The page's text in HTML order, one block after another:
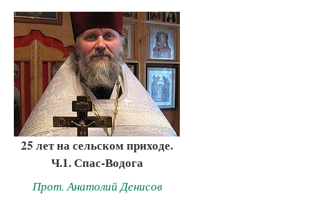
25 лет на сельском приходе.
Ч.1. Спас-Водога
Прот. Анатолий Денисов